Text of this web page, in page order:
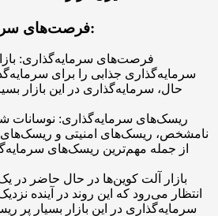
فرصت‌های سرمایه‌گذاری و ریسک‌ها:
فرصت‌های سرمایه‌گذاری:
سرمایه‌گذاری جذابی را برای
حال، سرمایه‌گذاری در این بازار
ریسک‌های سرمایه‌گذاری: نوسانات
نامشخص، ریسک‌های امنیتی و
از جمله مهم‌ترین ریسک‌های
بازار آلت کوین‌ها در حال حاضر در
انتظار می‌رود که این روند در آینده
سرمایه‌گذاری در این بازار بسیار پر